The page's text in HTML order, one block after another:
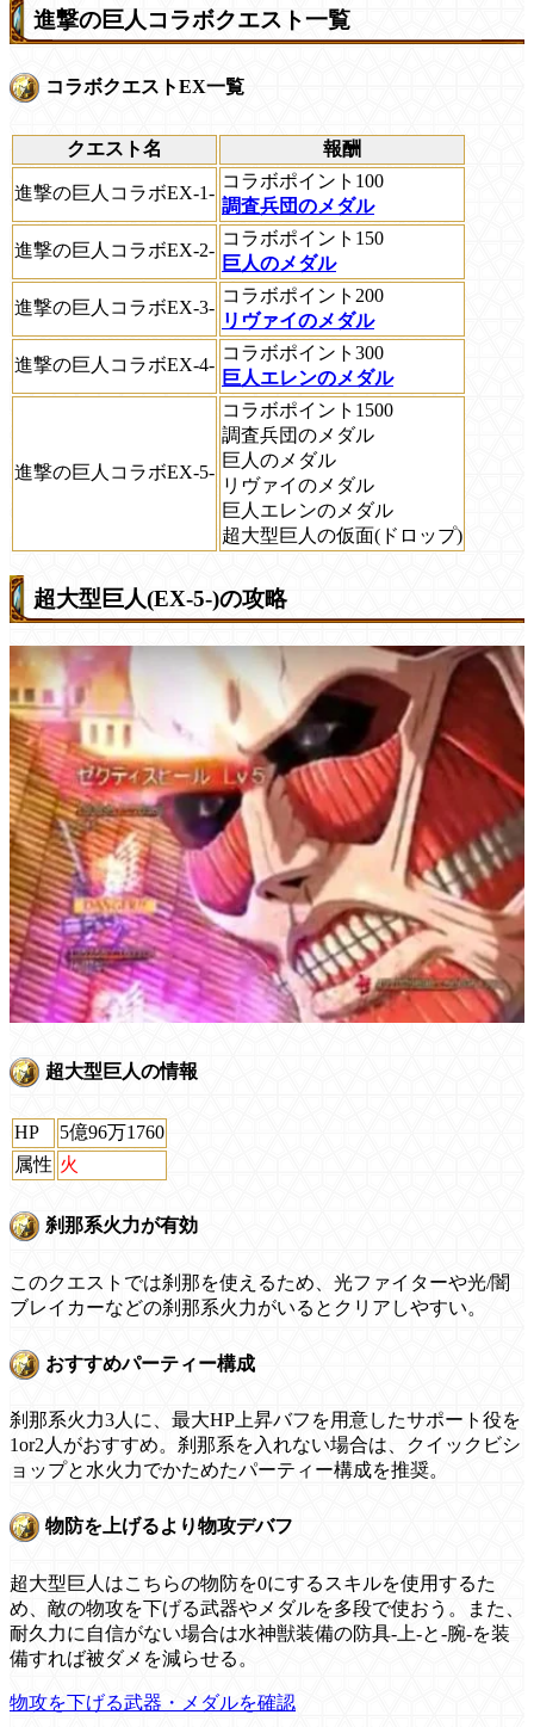
進撃の巨人コラボクエスト一覧
コラボクエストEX一覧
クエスト名 報酬
進撃の巨人コラボEX-1-
コラボポイント100
調査兵団のメダル
進撃の巨人コラボEX-2-
コラボポイント150
巨人のメダル
進撃の巨人コラボEX-3-
コラボポイント200
リヴァイのメダル
進撃の巨人コラボEX-4-
コラボポイント300
巨人エレンのメダル
進撃の巨人コラボEX-5-
コラボポイント1500
調査兵団のメダル
巨人のメダル
リヴァイのメダル
巨人エレンのメダル
超大型巨人の仮面(ドロップ)
超大型巨人(EX-5-)の攻略
超大型巨人の情報
HP
5億96万1760
属性 火
刹那系火力が有効
このクエストでは刹那を使えるため、光ファイターや光/闇
ブレイカーなどの刹那系火力がいるとクリアしやすい。
おすすめパーティー構成
刹那系火力3人に、最大HP上昇バフを用意したサポート役を
1or2人がおすすめ。刹那系を入れない場合は、クイックビシ
ョップと水火力でかためたパーティー構成を推奨。
物防を上げるより物攻デバフ
超大型巨人はこちらの物防を0にするスキルを使用するた
め、敵の物攻を下げる武器やメダルを多段で使おう。また、
耐久力に自信がない場合は水神獣装備の防具-上-と-腕-を装
備すれば被ダメを減らせる。
物攻を下げる武器・メダルを確認